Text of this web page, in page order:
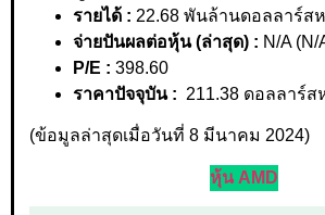
รายได้ : 22.68 พันล้านดอลลาร์ส
จ่ายปันผลต่อหุ้น (ล่าสุด) : N/A (N/
P/E : 398.60
ราคาปัจจุบัน : 211.38 ดอลลาร์ส
(ข้อมูลล่าสุดเมื่อวันที่ 8 มีนาคม 2024)
หุ้น AMD